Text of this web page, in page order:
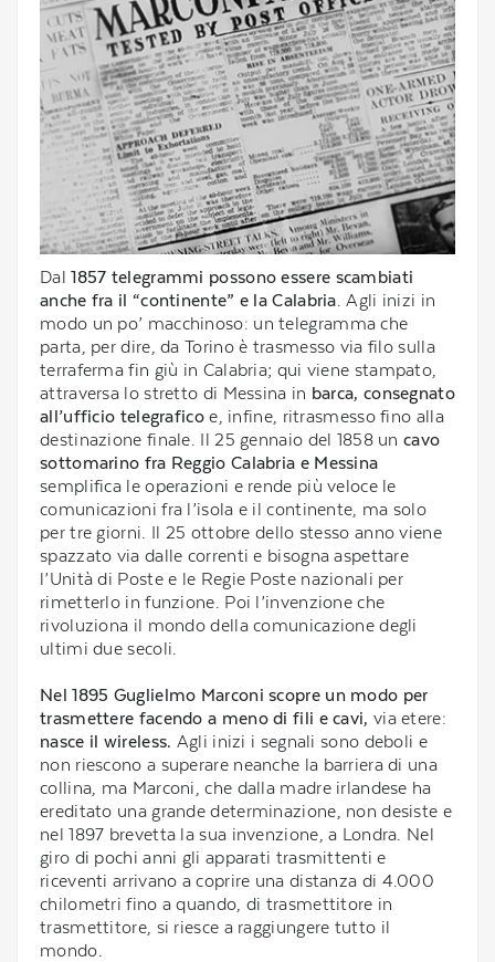
Dal1857 telegrammi possono essere scambiati
anche fra il “continente” e la Calabria. Agli inizi in
modo un po’ macchinoso: un telegramma che
parta, per dire, da Torino è trasmesso via filo sulla
terraferma fin giù in Calabria; qui viene stampato,
attraversa lo stretto di Messina in barca, consegnato
all’ufficio telegraficoe, infine, ritrasmesso fino alla
destinazione finale. Il 25 gennaio del 1858 uncavo
sottomarino fra Reggio Calabria e Messina
semplifica le operazioni e rende più veloce le
comunicazioni fra l’isola e il continente, ma solo
per tre giorni. Il 25 ottobre dello stesso anno viene
spazzato via dalle correnti e bisogna aspettare
l’Unità di Poste e le Regie Poste nazionali per
rimetterlo in funzione. Poi l’invenzione che
rivoluziona il mondo della comunicazione degli
ultimi due secoli.
Nel 1895 Guglielmo Marconi scopre un modo per
trasmettere facendo a meno di fili e cavi, via etere:
nasce il wireless. Agli inizi i segnali sono deboli e
non riescono a superare neanche la barriera di una
collina, ma Marconi, che dalla madre irlandese ha
ereditato una grande determinazione, non desiste e
nel 1897 brevetta la sua invenzione, a Londra. Nel
giro di pochi anni gli apparati trasmittenti e
riceventi arrivano a coprire una distanza di 4.000
chilometri fino a quando, di trasmettitore in
trasmettitore, si riesce a raggiungere tutto il
mondo.